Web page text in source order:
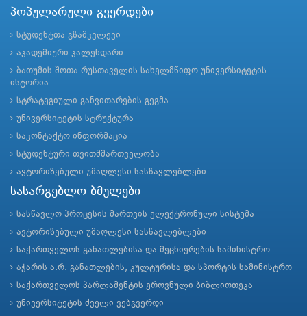
პოპულარული გვერდები
სტუდენტთა გზამკვლევი
აკადემიური კალენდარი
ბათუმის შოთა რუსთაველის სახელმწიფო უნივერსიტეტის
ისტორია
სტრატეგიული განვითარების გეგმა
უნივერსიტეტის სტრუქტურა
საკონტაქტო ინფორმაცია
სტუდენტური თვითმმართველობა
ავტორიზებული უმაღლესი სასწავლებლები
სასარგებლო ბმულები
სასწავლო პროცესის მართვის ელექტრონული სისტემა
ავტორიზებული უმაღლესი სასწავლებლები
საქართველოს განათლებისა და მეცნიერების სამინისტრო
აჭარის ა.რ. განათლების, კულტურისა და სპორტის სამინისტრო
საქართველოს პარლამენტის ეროვნული ბიბლიოთეკა
უნივერსიტეტის ძველი ვებგვერდი